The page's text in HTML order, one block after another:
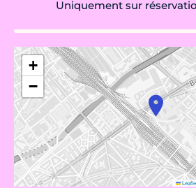
Uniquement sur
+
−